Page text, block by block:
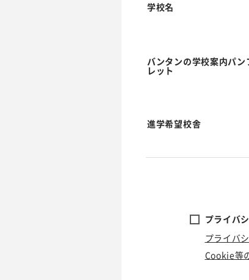
学校名
バンタンの学校案内パン
レット
進学希望校舎
プライバ
プライバ
Cookie等